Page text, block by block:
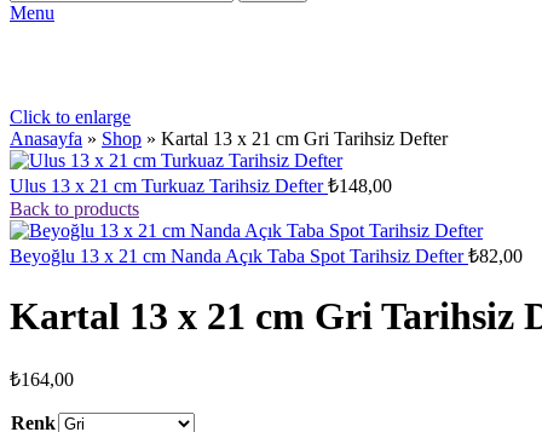
Menu
Click to enlarge
Anasayfa » Shop » Kartal 13 x 21 cm Gri Tarihsiz Defter
Ulus 13 x 21 cm Turkuaz Tarihsiz Defter₺148,00
Back to products
Beyoğlu 13 x 21 cm Nanda Açık Taba Spot Tarihsiz Defter₺82,00
Kartal 13 x 21 cm Gri Tarihsiz
₺164,00
Renk